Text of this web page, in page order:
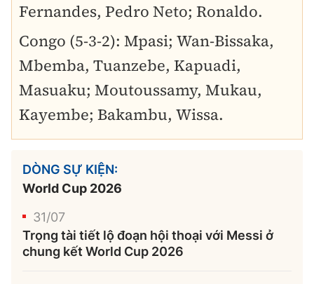
Fernandes, Pedro Neto; Ronaldo.
Congo (5-3-2): Mpasi; Wan-Bissaka,
Mbemba, Tuanzebe, Kapuadi,
Masuaku; Moutoussamy, Mukau,
Kayembe; Bakambu, Wissa.
DÒNG SỰ KIỆN:
World Cup 2026
31/07
Trọng tài tiết lộ đoạn hội thoại với Messi ở
chung kết World Cup 2026